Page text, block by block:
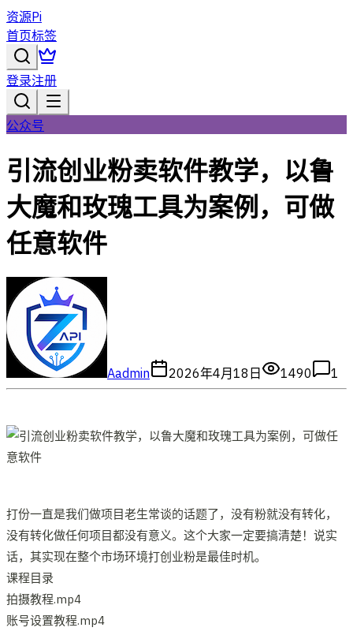
资源Pi
首页标签
登录注册
公众号
引流创业粉卖软件教学，以鲁
大魔和玫瑰工具为案例，可做
任意软件
Aadmin 2026年4月18日 1490 1
打份一直是我们做项目老生常谈的话题了，没有粉就没有转化，
没有转化做任何项目都没有意义。这个大家一定要搞清楚！说实
话，其实现在整个市场环境打创业粉是最佳时机。
课程目录
拍摄教程.mp4
账号设置教程.mp4